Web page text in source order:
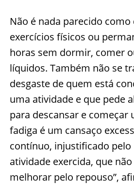
Não é nada parecido
exercícios físicos ou
horas sem dormir, comer
líquidos. Também não se
desgaste de quem está
uma atividade e que pede
para descansar e começar
fadiga é um cansaço
contínuo, injustificado pelo
atividade exercida, que
melhorar pelo repouso”,